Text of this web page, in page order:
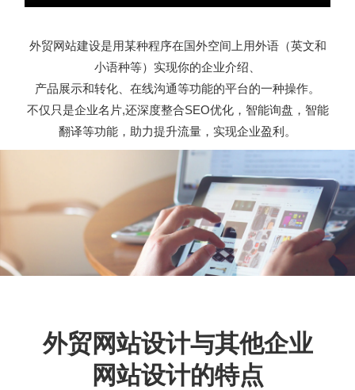
外贸网站建设是用某种程序在国外空间上用外语（英文和
小语种等）实现你的企业介绍、
产品展示和转化、在线沟通等功能的平台的一种操作。
不仅只是企业名片,还深度整合SEO优化，智能询盘，智能
翻译等功能，助力提升流量，实现企业盈利。
外贸网站设计与其他企业
网站设计的特点